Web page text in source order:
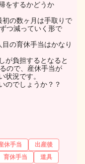
をするかどうか
の数ヶ月は手取りで
つ減っていく形で
の育休手当はかなり
が負担するとなると
ので、産休手当が
状況です。
のでしょうか？？
休手当
出産後
育休手当
道具